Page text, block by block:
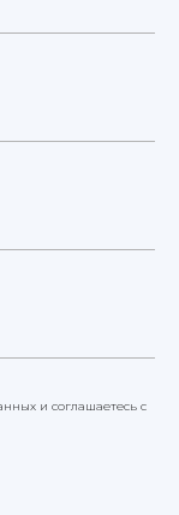
и соглашаетесь с